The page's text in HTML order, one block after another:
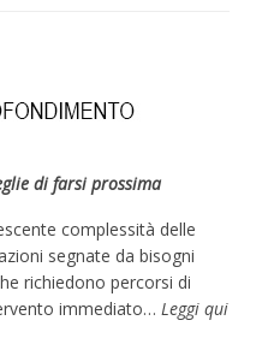
di farsi prossima
complessità delle
segnate da bisogni
richiedono percorsi di
immediato… Leggi qui